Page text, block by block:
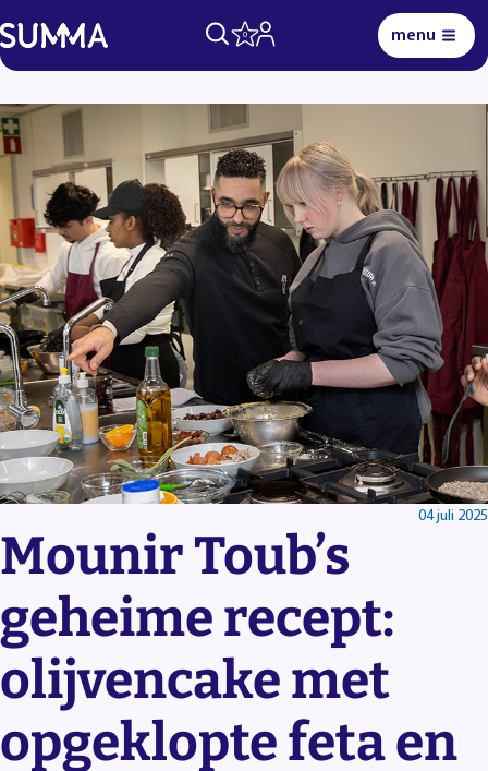
0 menu
Uitleg woorden Simpele tekst
Mounir Toub’s
geheime recept:
olijvencake met
opgeklopte feta en
04 juli 2025